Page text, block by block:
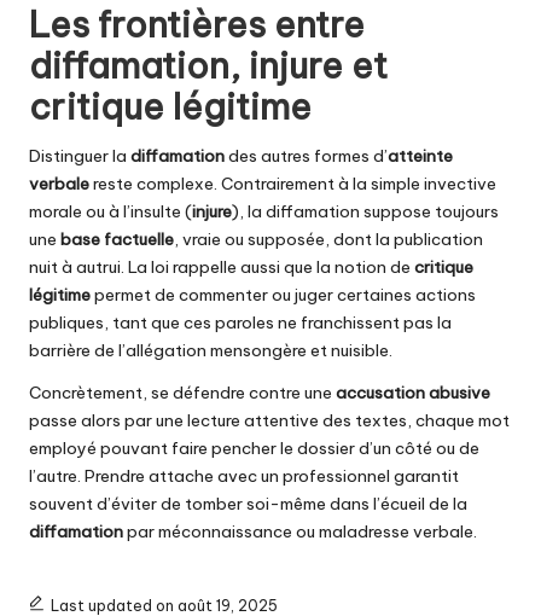
Les frontières entre
diffamation, injure et
critique légitime
Distinguer la diffamationdes autres formes d’atteinte
verbalereste complexe. Contrairement à la simple invective
morale ou à l’insulte (injure), la diffamation suppose toujours
une base factuelle, vraie ou supposée, dont la publication
nuit à autrui. La loi rappelle aussi que la notion de critique
légitimepermet de commenter ou juger certaines actions
publiques, tant que ces paroles ne franchissent pas la
barrière de l’allégation mensongère et nuisible.
Concrètement, se défendre contre une accusation abusive
passe alors par une lecture attentive des textes, chaque mot
employé pouvant faire pencher le dossier d’un côté ou de
l’autre. Prendre attache avec un professionnel garantit
souvent d’éviter de tomber soi-même dans l’écueil de la
diffamationpar méconnaissance ou maladresse verbale.
Last updated on août 19, 2025